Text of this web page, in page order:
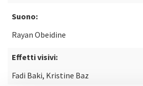
Suono:
Rayan Obeidine
Effetti visivi:
Fadi Baki, Kristine Baz